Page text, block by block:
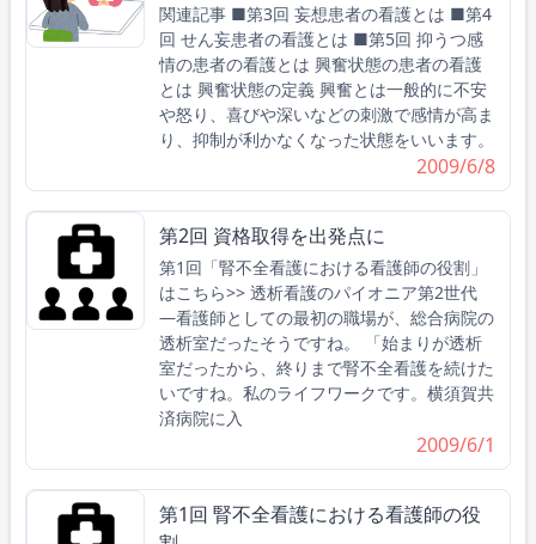
関連記事 ■第3回 妄想患者の看護とは ■第4
回 せん妄患者の看護とは ■第5回 抑うつ感
情の患者の看護とは 興奮状態の患者の看護
とは 興奮状態の定義 興奮とは一般的に不安
や怒り、喜びや深いなどの刺激で感情が高ま
り、抑制が利かなくなった状態をいいます。
2009/6/8
第2回 資格取得を出発点に
第1回「腎不全看護における看護師の役割」
はこちら>> 透析看護のパイオニア第2世代
―看護師としての最初の職場が、総合病院の
透析室だったそうですね。 「始まりが透析
室だったから、終りまで腎不全看護を続けた
いですね。私のライフワークです。横須賀共
済病院に入
2009/6/1
第1回 腎不全看護における看護師の役